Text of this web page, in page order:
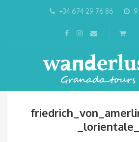
+34 674 29 76 86 9